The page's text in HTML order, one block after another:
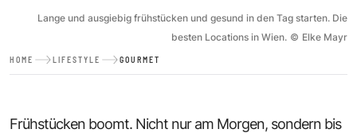
Lange und ausgiebig frühstücken und gesund in den Tag starten. Die
besten Locations in Wien. © Elke Mayr
HOME LIFESTYLE GOURMET
Frühstücken boomt. Nicht nur am Morgen, sondern bis